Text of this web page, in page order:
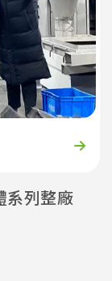
系列整廠